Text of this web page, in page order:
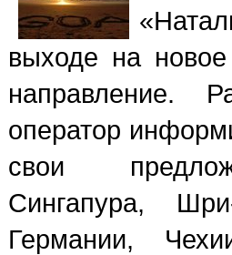
выходе на
направление.
оператор
свои
Сингапура,
Германии,